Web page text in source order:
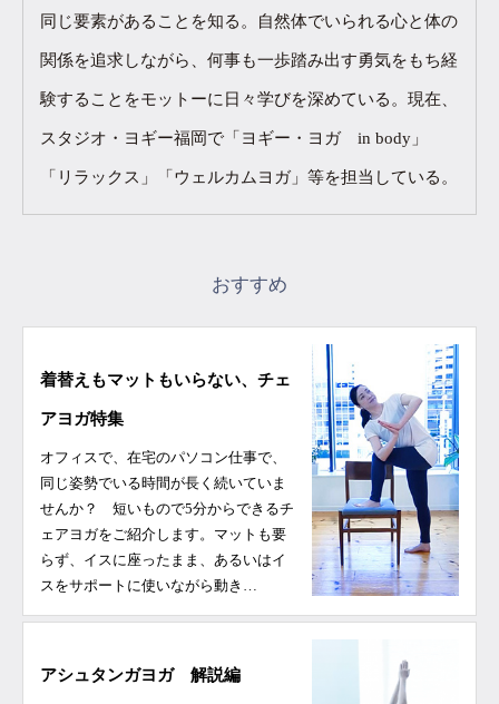
同じ要素があることを知る。自然体でいられる心と体の
関係を追求しながら、何事も一歩踏み出す勇気をもち経
験することをモットーに日々学びを深めている。現在、
スタジオ・ヨギー福岡で「ヨギー・ヨガ in body」
「リラックス」「ウェルカムヨガ」等を担当している。
おすすめ
着替えもマットもいらない、チェ
アヨガ特集
オフィスで、在宅のパソコン仕事で、
同じ姿勢でいる時間が長く続いていま
せんか？ 短いもので5分からできるチ
ェアヨガをご紹介します。マットも要
らず、イスに座ったまま、あるいはイ
スをサポートに使いながら動き…
アシュタンガヨガ 解説編